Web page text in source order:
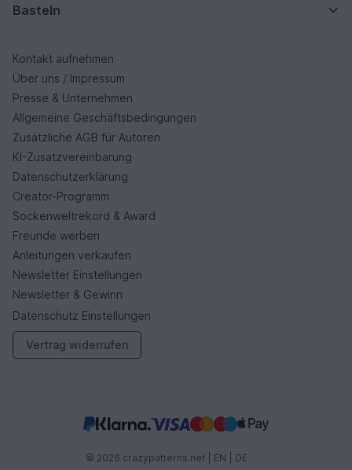
Basteln
Kontakt aufnehmen
Über uns / Impressum
Presse & Unternehmen
Allgemeine Geschäftsbedingungen
Zusätzliche AGB für Autoren
KI-Zusatzvereinbarung
Datenschutzerklärung
Creator-Programm
Sockenweltrekord & Award
Freunde werben
Anleitungen verkaufen
Newsletter Einstellungen
Newsletter & Gewinn
Datenschutz Einstellungen
Vertrag widerrufen
© 2026 crazypatterns.net | EN DE